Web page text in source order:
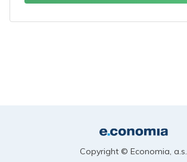
Copyright © Economia, a.s.